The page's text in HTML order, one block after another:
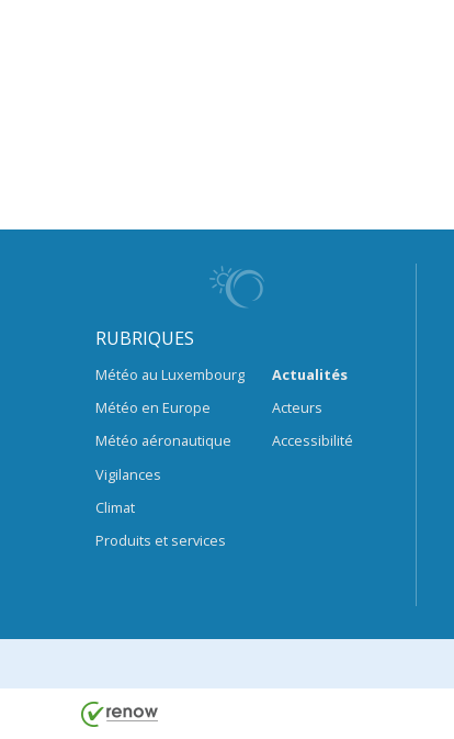
RUBRIQUES
Météo au Luxembourg
Météo en Europe
Météo aéronautique
Vigilances
Climat
Produits et services
Actualités
Acteurs
Accessibilité